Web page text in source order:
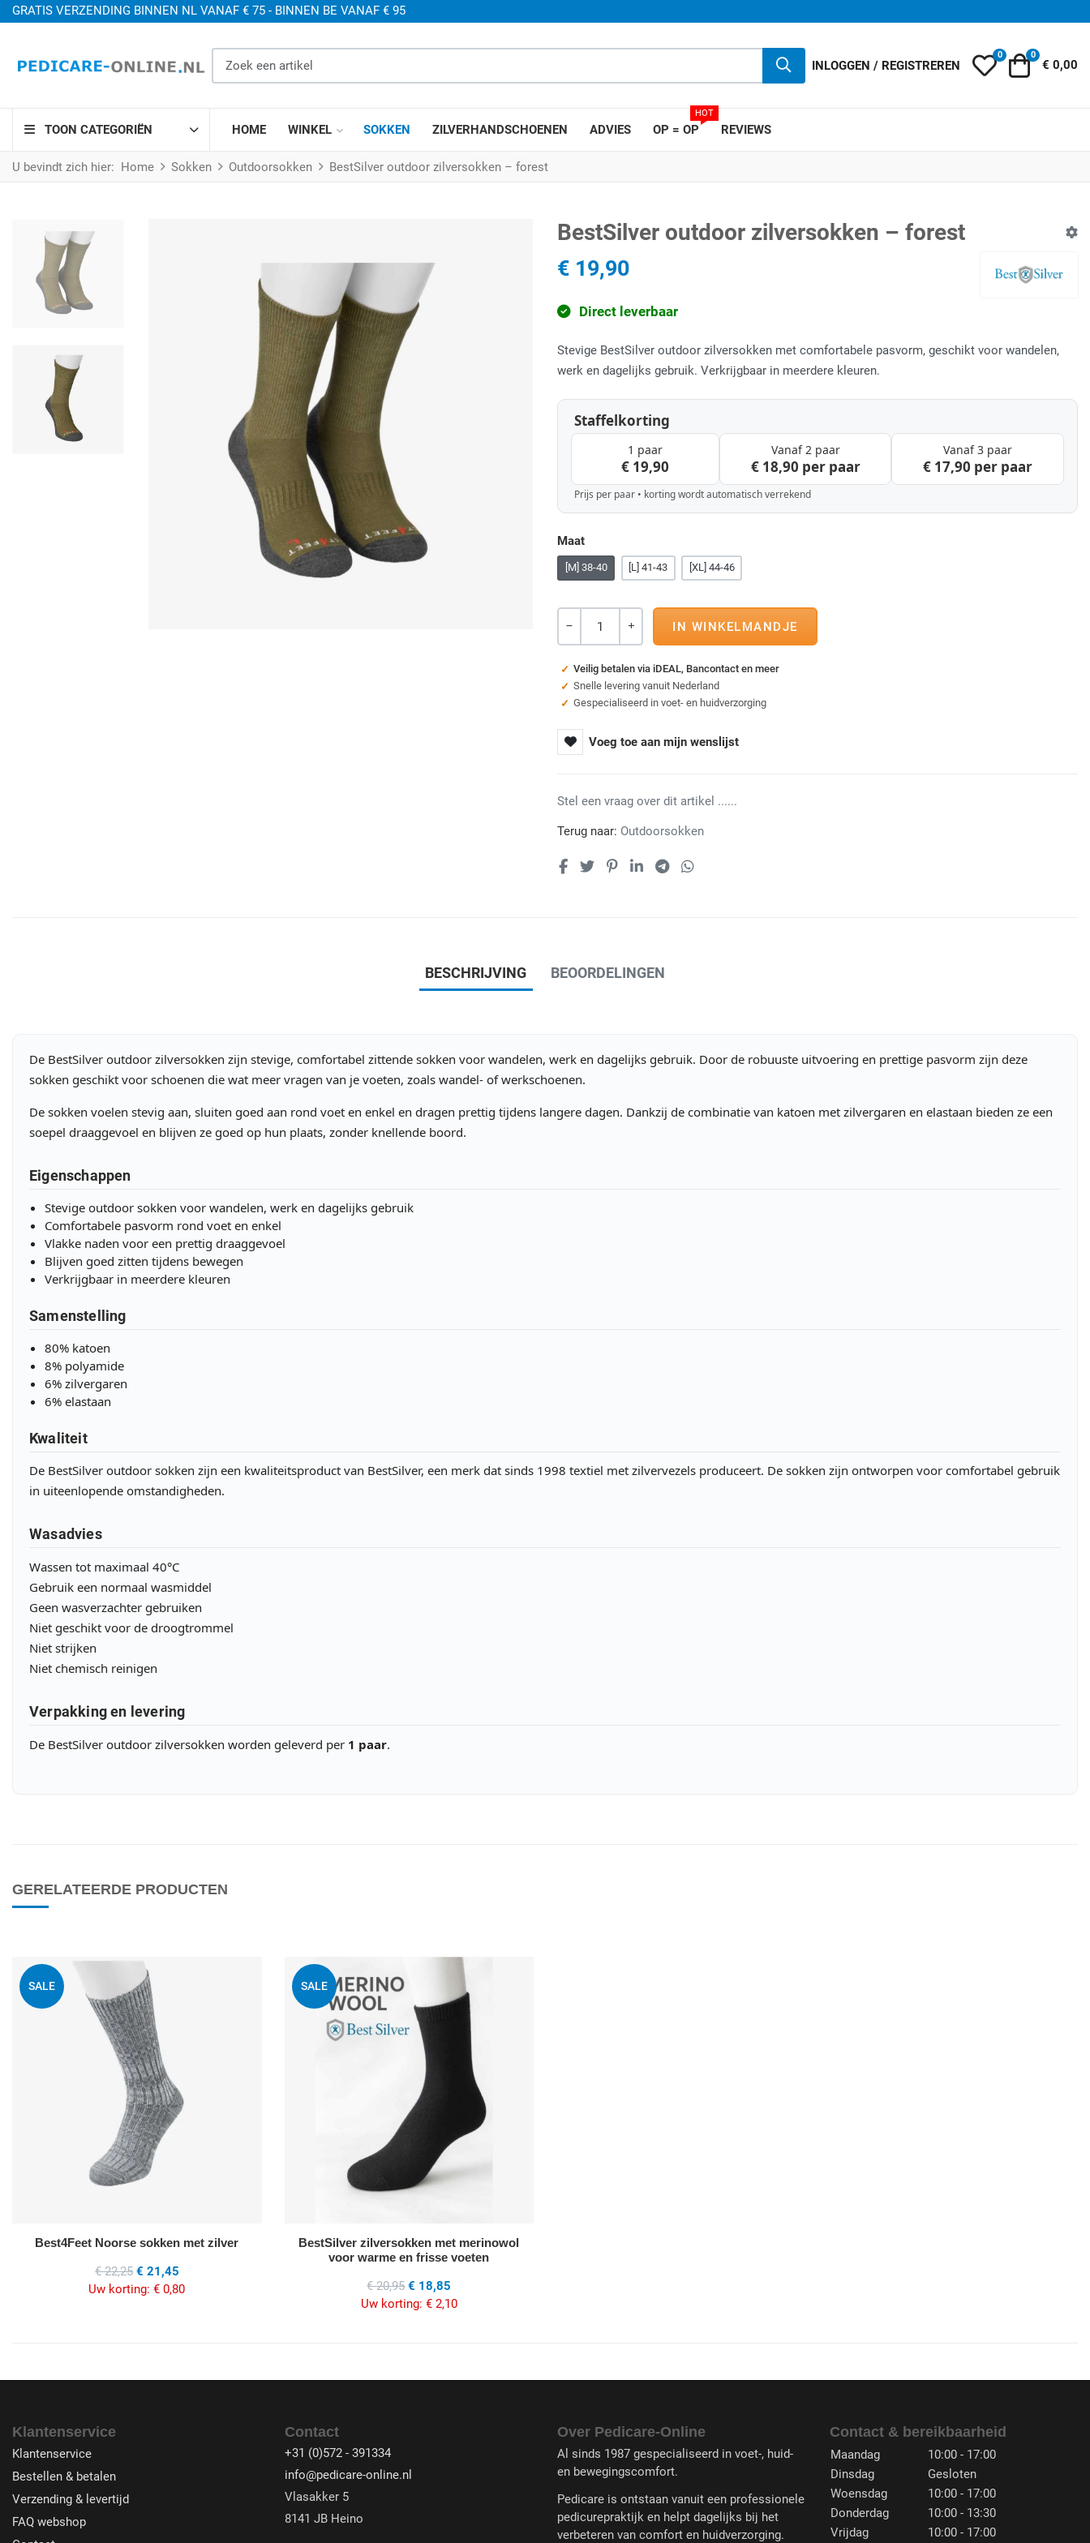
GRATIS VERZENDING BINNEN NL VANAF € 75 - BINNEN BE VANAF € 95
INLOGGEN / REGISTREREN Mijn wensenlijst
0 0
€ 0,00
TOON CATEGORIËN HOME WINKEL SOKKEN ZILVERHANDSCHOENEN ADVIES OP = OP
HOT
REVIEWS
U bevindt zich hier: Home Sokken Outdoorsokken BestSilver outdoor zilversokken – forest
BestSilver outdoor zilversokken – forest
€ 19,90
Direct leverbaar
Stevige BestSilver outdoor zilversokken met comfortabele pasvorm, geschikt voor wandelen,
werk en dagelijks gebruik. Verkrijgbaar in meerdere kleuren.
Staffelkorting
1 paar
€ 19,90
Vanaf 2 paar
€ 18,90 per paar
Vanaf 3 paar
€ 17,90 per paar
Prijs per paar • korting wordt automatisch verrekend
Maat
[M] 38-40 [L] 41-43 [XL] 44-46
Veilig betalen via iDEAL, Bancontact en meer
Snelle levering vanuit Nederland
Gespecialiseerd in voet- en huidverzorging
Voeg toe aan mijn wenslijst
Stel een vraag over dit artikel ......
Terug naar: Outdoorsokken
BESCHRIJVING BEOORDELINGEN
De BestSilver outdoor zilversokken zijn stevige, comfortabel zittende sokken voor wandelen, werk en dagelijks gebruik. Door de robuuste uitvoering en prettige pasvorm zijn deze
sokken geschikt voor schoenen die wat meer vragen van je voeten, zoals wandel- of werkschoenen.
De sokken voelen stevig aan, sluiten goed aan rond voet en enkel en dragen prettig tijdens langere dagen. Dankzij de combinatie van katoen met zilvergaren en elastaan bieden ze een
soepel draaggevoel en blijven ze goed op hun plaats, zonder knellende boord.
Eigenschappen
Stevige outdoor sokken voor wandelen, werk en dagelijks gebruik
Comfortabele pasvorm rond voet en enkel
Vlakke naden voor een prettig draaggevoel
Blijven goed zitten tijdens bewegen
Verkrijgbaar in meerdere kleuren
Samenstelling
80% katoen
8% polyamide
6% zilvergaren
6% elastaan
Kwaliteit
De BestSilver outdoor sokken zijn een kwaliteitsproduct van BestSilver, een merk dat sinds 1998 textiel met zilvervezels produceert. De sokken zijn ontworpen voor comfortabel gebruik
in uiteenlopende omstandigheden.
Wasadvies
Wassen tot maximaal 40°C
Gebruik een normaal wasmiddel
Geen wasverzachter gebruiken
Niet geschikt voor de droogtrommel
Niet strijken
Niet chemisch reinigen
Verpakking en levering
De BestSilver outdoor zilversokken worden geleverd per 1 paar.
GERELATEERDE PRODUCTEN
SALE
Voeg toe aan mijn wenslijst
Quick View
Best4Feet Noorse sokken met zilver
€ 22,25 € 21,45
Uw korting:€ 0,80
SALE
BestSilver zilversokken met merinowol
voor warme en frisse voeten
€ 20,95 € 18,85
Uw korting: € 2,10
Klantenservice
Klantenservice
Bestellen & betalen
Verzending & levertijd
FAQ webshop
Contact
+31 (0)572 - 391334
info@pedicare-online.nl
Vlasakker 5
8141 JB Heino
Over Pedicare-Online
Al sinds 1987 gespecialiseerd in voet-, huid-
en bewegingscomfort.
Pedicare is ontstaan vanuit een professionele
pedicurepraktijk en helpt dagelijks bij het
verbeteren van comfort en huidverzorging.
Contact & bereikbaarheid
Maandag
10:00 - 17:00
Dinsdag
Gesloten
Woensdag
10:00 - 17:00
Donderdag
10:00 - 13:30
Vrijdag
10:00 - 17:00